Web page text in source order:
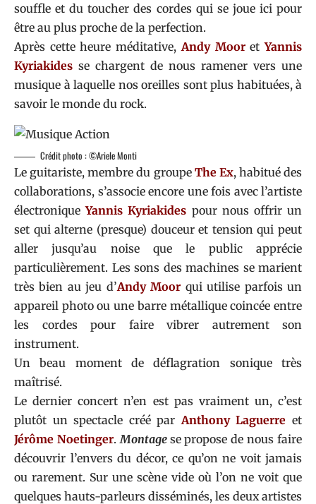
souffle et du toucher des cordes qui se joue ici pour
être au plus proche de la perfection.
Après cette heure méditative, Andy Moor etYannis
Kyriakides se chargent de nous ramener vers une
musique à laquelle nos oreilles sont plus habituées, à
savoir le monde du rock.
Crédit photo : ©Ariele Monti
Le guitariste, membre du groupe The Ex, habitué des
collaborations, s’associe encore une fois avec l’artiste
électronique Yannis Kyriakides pour nous offrir un
set qui alterne (presque) douceur et tension qui peut
aller jusqu’au noise que le public apprécie
particulièrement. Les sons des machines se marient
très bien au jeu d’Andy Moor qui utilise parfois un
appareil photo ou une barre métallique coincée entre
les cordes pour faire vibrer autrement son
instrument.
Un beau moment de déflagration sonique très
maîtrisé.
Le dernier concert n’en est pas vraiment un, c’est
plutôt un spectacle créé par Anthony Laguerre et
Jérôme Noetinger. Montage se propose de nous faire
découvrir l’envers du décor, ce qu’on ne voit jamais
ou rarement. Sur une scène vide où l’on ne voit que
quelques hauts-parleurs disséminés, les deux artistes